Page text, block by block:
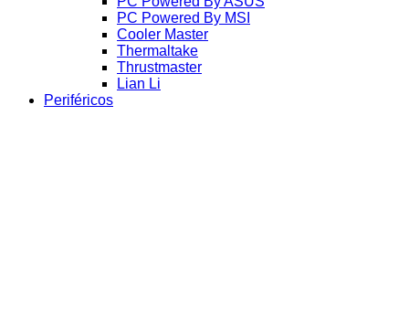
PC Powered By MSI
Cooler Master
Thermaltake
Thrustmaster
Lian Li
Periféricos